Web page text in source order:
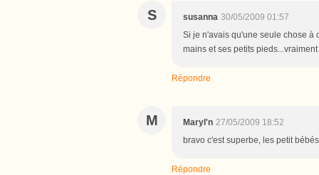
S susanna 30/05/2009 01:57
Si je n'avais qu'une seule chose à
mains et ses petits
Répondre
M Maryl'n 27/05/2009 18:52
bravo c'est superbe, les petit
Répondre